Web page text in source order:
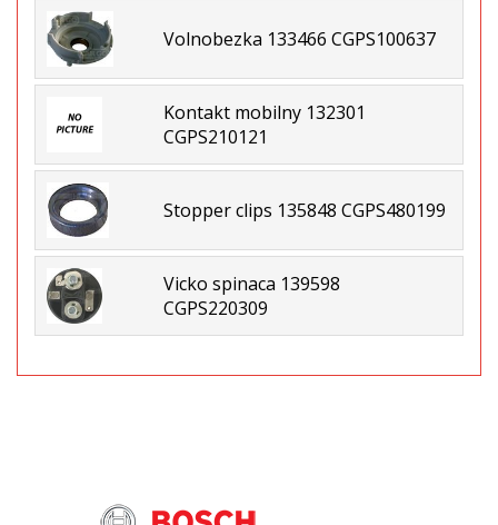
Volnobezka 133466 CGPS100637
Kontakt mobilny 132301
CGPS210121
Stopper clips 135848 CGPS480199
Vicko spinaca 139598
CGPS220309